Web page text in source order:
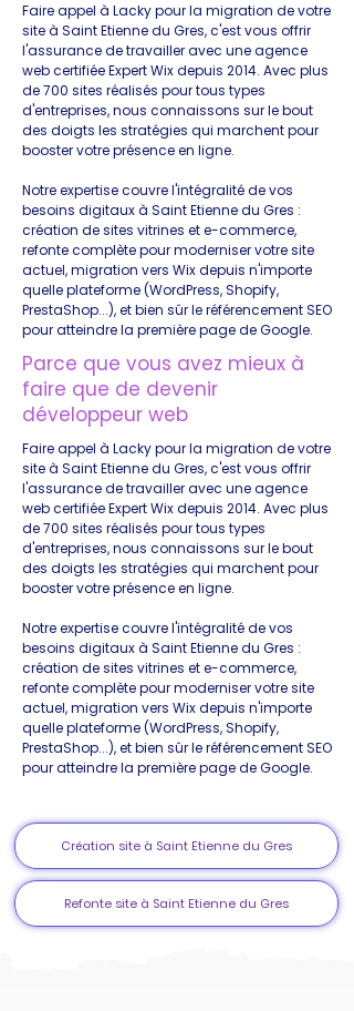
Faire appel à Lacky pour la migration de votre
site à Saint Etienne du Gres, c'est vous offrir
l'assurance de travailler avec une agence
web certifiée Expert Wix depuis 2014. Avec plus
de 700 sites réalisés pour tous types
d'entreprises, nous connaissons sur le bout
des doigts les stratégies qui marchent pour
booster votre présence en ligne.
Notre expertise couvre l'intégralité de vos
besoins digitaux à Saint Etienne du Gres :
création de sites vitrines et e-commerce,
refonte complète pour moderniser votre site
actuel, migration vers Wix depuis n'importe
quelle plateforme (WordPress, Shopify,
PrestaShop...), et bien sûr le référencement SEO
pour atteindre la première page de Google.
Parce que vous avez mieux à
faire que de devenir
développeur web
Faire appel à Lacky pour la migration de votre
site à Saint Etienne du Gres, c'est vous offrir
l'assurance de travailler avec une agence
web certifiée Expert Wix depuis 2014. Avec plus
de 700 sites réalisés pour tous types
d'entreprises, nous connaissons sur le bout
des doigts les stratégies qui marchent pour
booster votre présence en ligne.
Notre expertise couvre l'intégralité de vos
besoins digitaux à Saint Etienne du Gres :
création de sites vitrines et e-commerce,
refonte complète pour moderniser votre site
actuel, migration vers Wix depuis n'importe
quelle plateforme (WordPress, Shopify,
PrestaShop...), et bien sûr le référencement SEO
pour atteindre la première page de Google.
Création site à Saint Etienne du Gres
Refonte site à Saint Etienne du Gres